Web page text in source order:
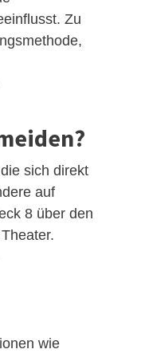
Zu
sich direkt
auf
8 über den
wie